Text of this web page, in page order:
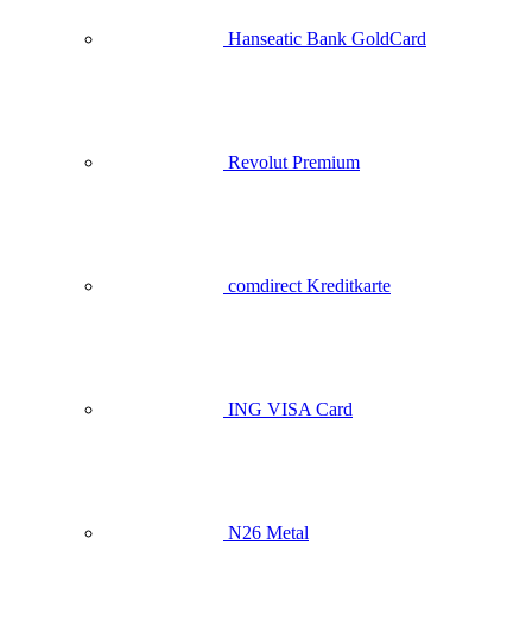
Hanseatic Bank GoldCard
Revolut Premium
comdirect Kreditkarte
ING VISA Card
N26 Metal